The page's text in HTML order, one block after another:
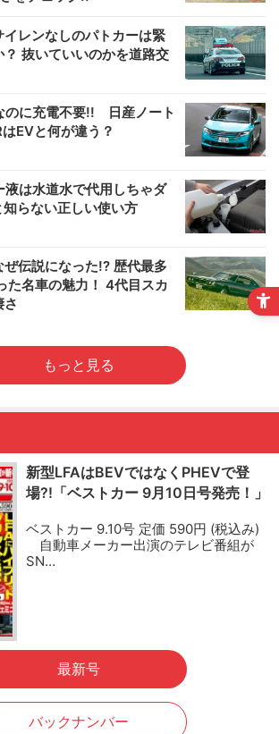
レンなしのパトカーは緊
抜いていいのかを道路交
のに充電不要!! 日産ノート
EVと何が違う？
液は水道水で代用しちゃダ
らない正しい使い方
伝説になった!? 歴代最多
た名車の魅力！ 4代目スカ
さ
もっと見る
新型LFAはBEVではなくPHEVで登
場?!「ベストカー 9月10日号発売！」
ベストカー 9.10号 定価 590円 (税込み)
自動車メーカー出演のテレビ番組が
SN…
最新号
バックナンバー